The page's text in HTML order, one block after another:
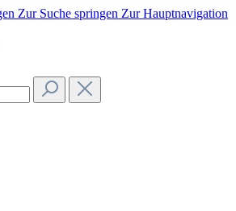
Zur Suche springen Zur Hauptnavigation